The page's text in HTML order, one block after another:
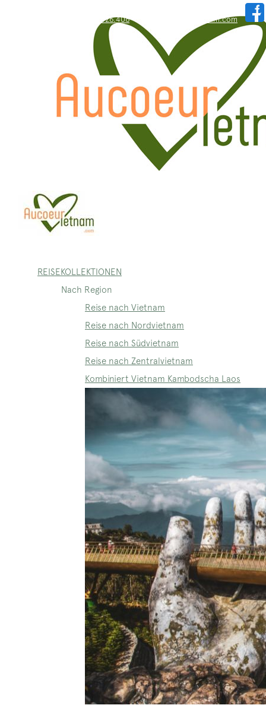
WhatsApp: +84.909.426.406 hallo@aucoeurvietnam.com
REISEKOLLEKTIONEN
Nach Region
Reise nach Vietnam
Reise nach Nordvietnam
Reise nach Südvietnam
Reise nach Zentralvietnam
Kombiniert Vietnam Kambodscha Laos